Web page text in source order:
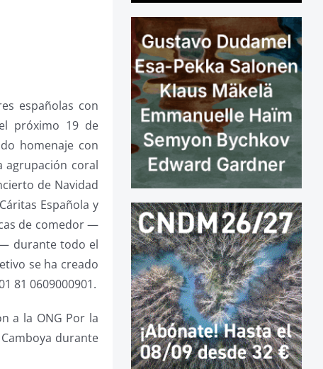
españolas con
próximo 19 de
homenaje con
agrupación coral
de Navidad
Española y
de comedor —
durante todo el
se ha creado
81 0609000901.
a la ONG Por la
durante